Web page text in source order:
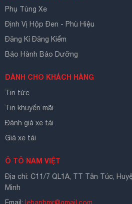
Phụ Tùng Xe
Định Vị Hộp Đen - Phù Hiệu
Đăng Kí Đăng Kiểm
Bảo Hành Bảo Dưỡng
DÀNH CHO KHÁCH HÀNG
Tin tức
Tin khuyến mãi
Đánh giá xe tải
Giá xe tải
Ô TÔ NAM VIỆT
Địa chỉ: C11/7 QL1A, TT Tân Túc,
Minh